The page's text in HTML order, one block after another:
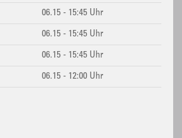
06.15 - 15:45 Uhr
06.15 - 15:45 Uhr
06.15 - 15:45 Uhr
06.15 - 12:00 Uhr